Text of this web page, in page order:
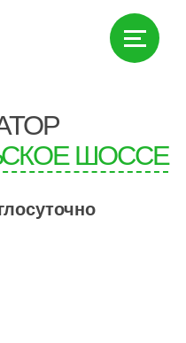
ШОССЕ